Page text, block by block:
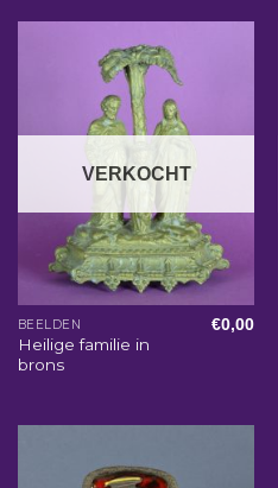
VERKOCHT
BEELDEN
Heilige familie in
brons
€0,00